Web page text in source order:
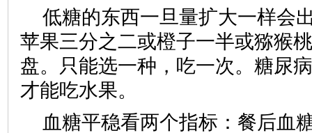
低糖的东西一旦量扩大一样会
苹果三分之二或橙子一半或猕猴
盘。只能选一种，吃一次。糖尿
才能吃水果。
血糖平稳看两个指标：餐后血